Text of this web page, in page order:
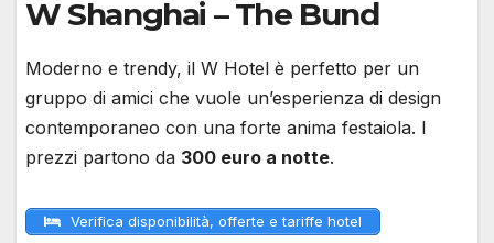
W Shanghai – The Bund
Moderno e trendy, il W Hotel è perfetto per un
gruppo di amici che vuole un’esperienza di design
contemporaneo con una forte anima festaiola. I
prezzi partono da 300 euro a notte.
Verifica disponibilità, offerte e tariffe hotel